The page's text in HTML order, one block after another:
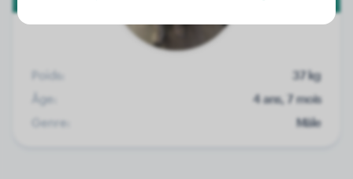
Poids:
37 kg
Âge:
4 ans, 7 mois
Genre:
Mâle